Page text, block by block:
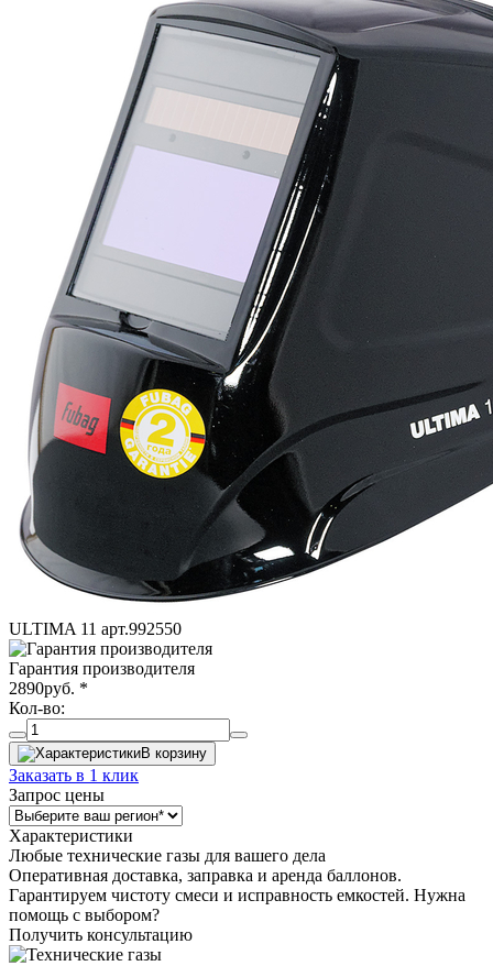
ULTIMA 11 арт.992550
Гарантия производителя
2890руб. *
Кол-во:
В корзину
Заказать в 1 клик
Запрос цены
Характеристики
Любые технические газы для вашего дела
Оперативная доставка, заправка и аренда баллонов.
Гарантируем чистоту смеси и исправность емкостей. Нужна
помощь с выбором?
Получить консультацию